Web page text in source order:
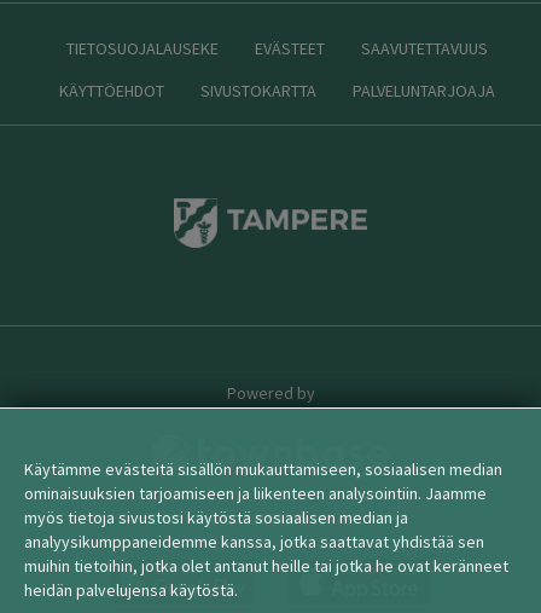
TIETOSUOJALAUSEKE EVÄSTEET
SAAVUTETTAVUUS
KÄYTTÖEHDOT
SIVUSTOKARTTA PALVELUNTARJOAJA
Powered by
© 2026 townbase
Käytämme evästeitä sisällön mukauttamiseen, sosiaalisen median
ominaisuuksien tarjoamiseen ja liikenteen analysointiin. Jaamme
myös tietoja sivustosi käytöstä sosiaalisen median ja
analyysikumppaneidemme kanssa, jotka saattavat yhdistää sen
muihin tietoihin, jotka olet antanut heille tai jotka he ovat keränneet
heidän palvelujensa käytöstä.